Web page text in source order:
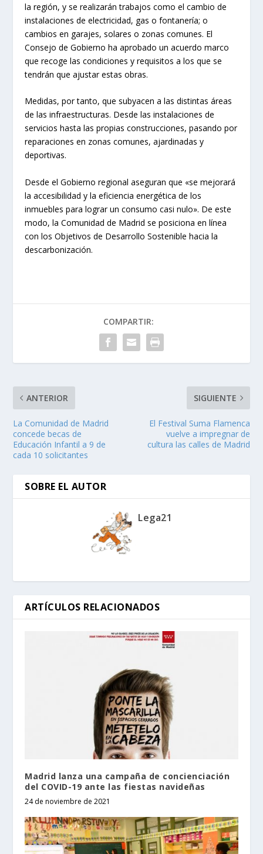
la región, y se realizarán trabajos como el cambio de
instalaciones de electricidad, gas o fontanería; o
cambios en garajes, solares o zonas comunes. El
Consejo de Gobierno ha aprobado un acuerdo marco
que recoge las condiciones y requisitos a los que se
tendrán que ajustar estas obras.
Medidas, por tanto, que subyacen a las distintas áreas
de las infraestructuras. Desde las instalaciones de
servicios hasta las propias construcciones, pasando por
reparaciones en zonas comunes, ajardinadas y
deportivas.
Desde el Gobierno regional aseguran que «se mejorará
la accesibilidad y la eficiencia energética de los
inmuebles para lograr un consumo casi nulo». De este
modo, la Comunidad de Madrid se posiciona en línea
con los Objetivos de Desarrollo Sostenible hacia la
descarbonización.
COMPARTIR:
ANTERIOR
La Comunidad de Madrid
concede becas de
Educación Infantil a 9 de
cada 10 solicitantes
SIGUIENTE
El Festival Suma Flamenca
vuelve a impregnar de
cultura las calles de Madrid
SOBRE EL AUTOR
Lega21
ARTÍCULOS RELACIONADOS
Madrid lanza una campaña de concienciación
del COVID-19 ante las fiestas navideñas
24 de noviembre de 2021